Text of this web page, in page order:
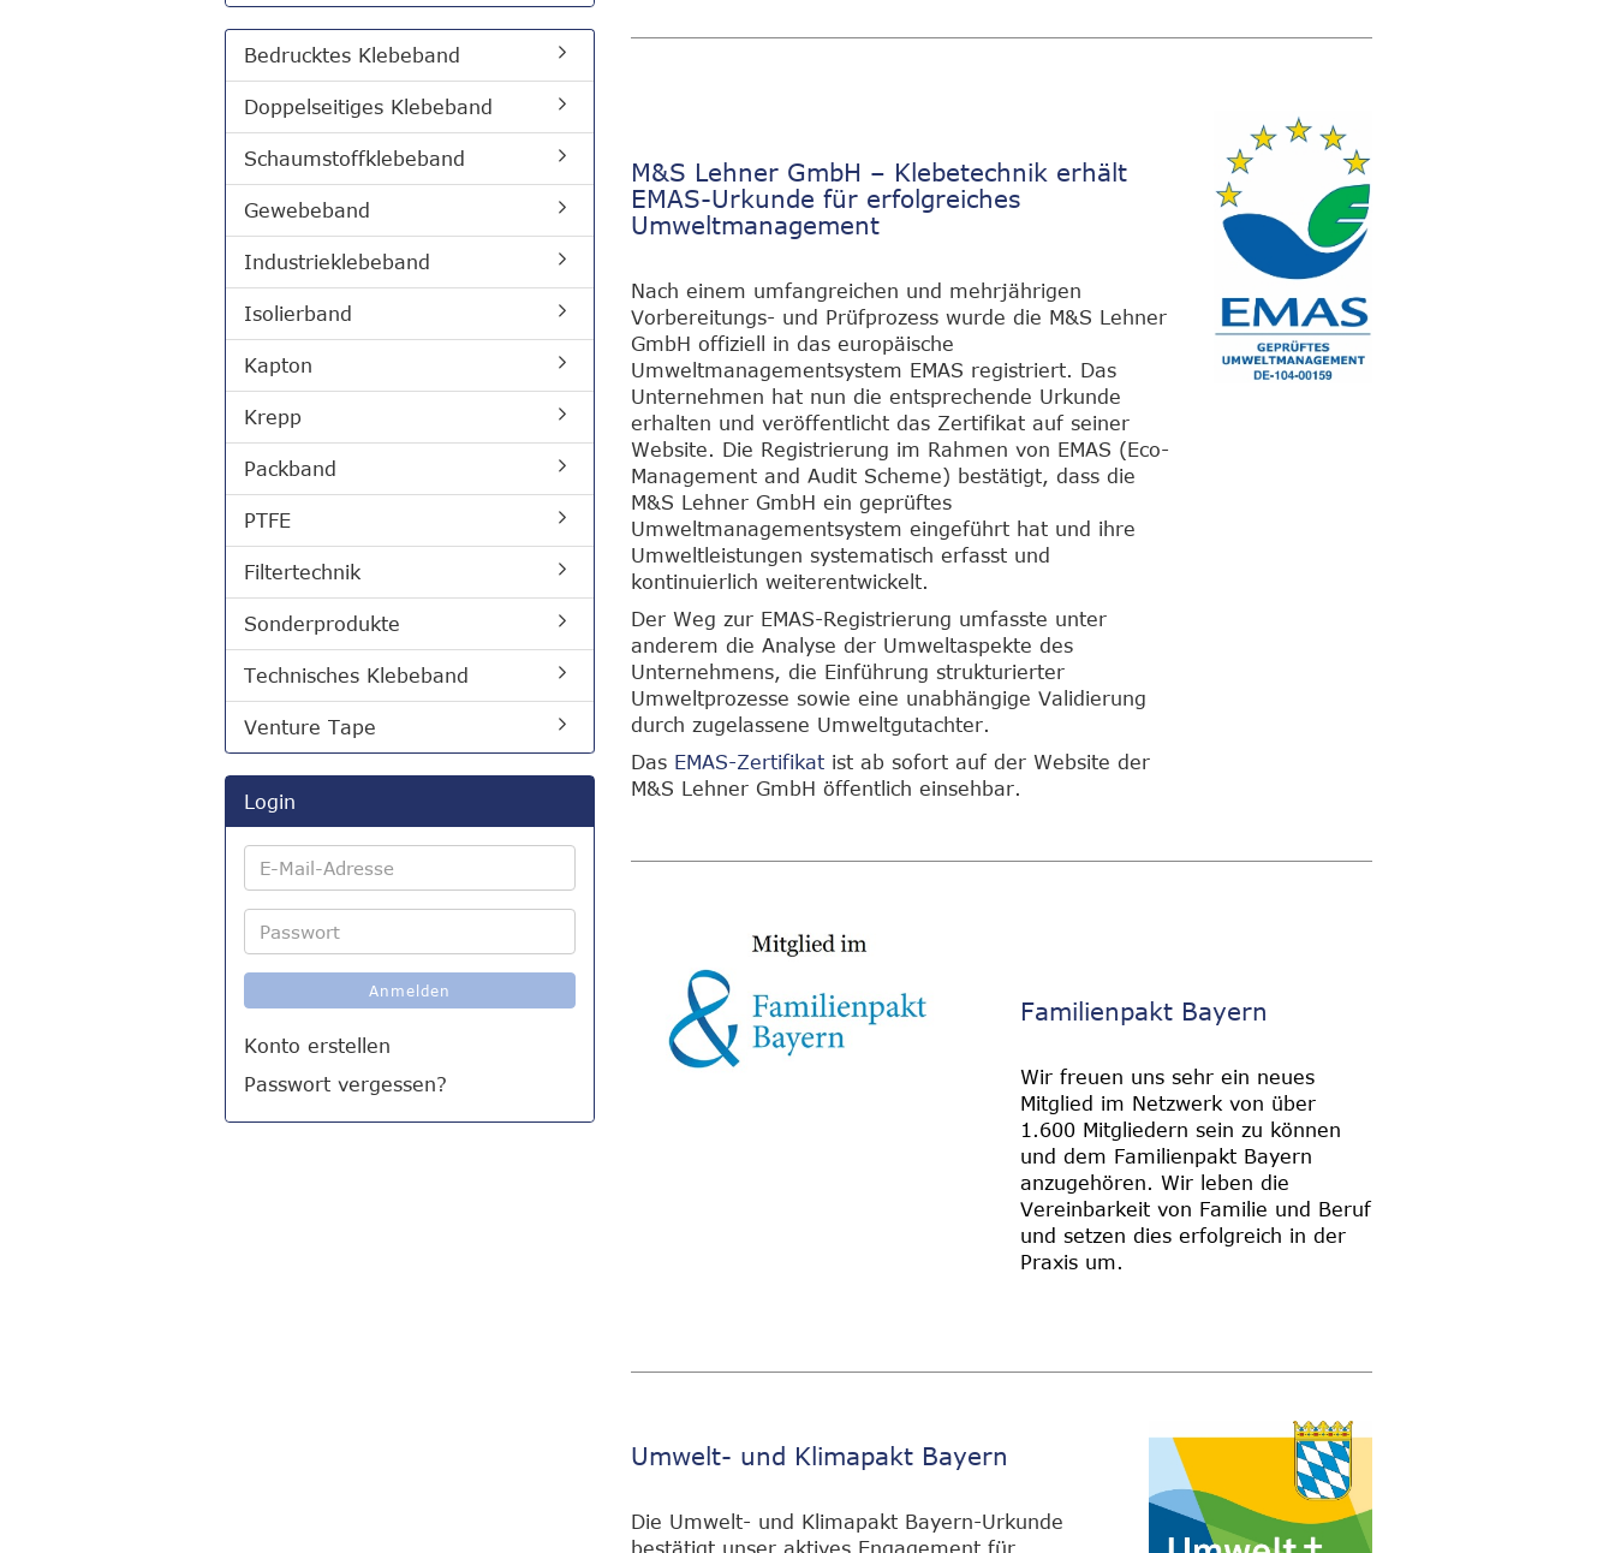
M&S Lehner GmbH – Klebetechnik erhält
EMAS-Urkunde für erfolgreiches
Umweltmanagement
Nach einem umfangreichen und mehrjährigen
Vorbereitungs- und Prüfprozess wurde die M&S Lehner
GmbH offiziell in das europäische
Umweltmanagementsystem EMAS registriert. Das
Unternehmen hat nun die entsprechende Urkunde
erhalten und veröffentlicht das Zertifikat auf seiner
Website. Die Registrierung im Rahmen von EMAS (Eco-
Management and Audit Scheme) bestätigt, dass die
M&S Lehner GmbH ein geprüftes
Umweltmanagementsystem eingeführt hat und ihre
Umweltleistungen systematisch erfasst und
kontinuierlich weiterentwickelt.
Der Weg zur EMAS-Registrierung umfasste unter
anderem die Analyse der Umweltaspekte des
Unternehmens, die Einführung strukturierter
Umweltprozesse sowie eine unabhängige Validierung
durch zugelassene Umweltgutachter.
Das EMAS-Zertifikat ist ab sofort auf der Website der
M&S Lehner GmbH öffentlich einsehbar.
Familienpakt Bayern
Wir freuen uns sehr ein neues
Mitglied im Netzwerk von über
1.600 Mitgliedern sein zu können
und dem Familienpakt Bayern
anzugehören. Wir leben die
Vereinbarkeit von Familie und Beruf
und setzen dies erfolgreich in der
Praxis um.
Umwelt- und Klimapakt Bayern
Die Umwelt- und Klimapakt Bayern-Urkunde
bestätigt unser aktives Engagement für
Bedrucktes Klebeband
Doppelseitiges Klebeband
Schaumstoffklebeband
Gewebeband
Industrieklebeband
Isolierband
Kapton
Krepp
Packband
PTFE
Filtertechnik
Sonderprodukte
Technisches Klebeband
Venture Tape
Login
E-
Mail-
Passwort
Anmelden
Konto erstellen
Passwort vergessen?